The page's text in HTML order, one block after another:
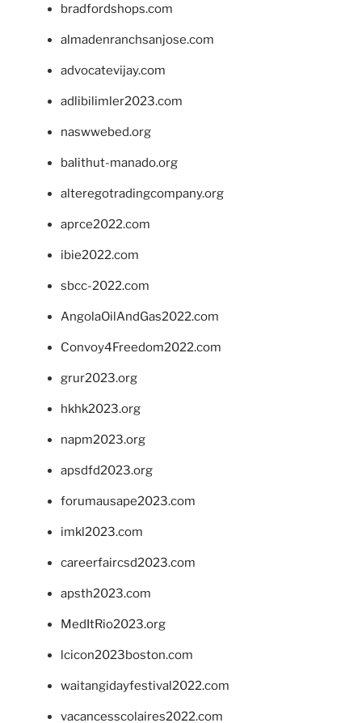
bradfordshops.com
almadenranchsanjose.com
advocatevijay.com
adlibilimler2023.com
naswwebed.org
balithut-manado.org
alteregotradingcompany.org
aprce2022.com
ibie2022.com
sbcc-2022.com
AngolaOilAndGas2022.com
Convoy4Freedom2022.com
grur2023.org
hkhk2023.org
napm2023.org
apsdfd2023.org
forumausape2023.com
imkl2023.com
careerfaircsd2023.com
apsth2023.com
MedItRio2023.org
lcicon2023boston.com
waitangidayfestival2022.com
vacancesscolaires2022.com